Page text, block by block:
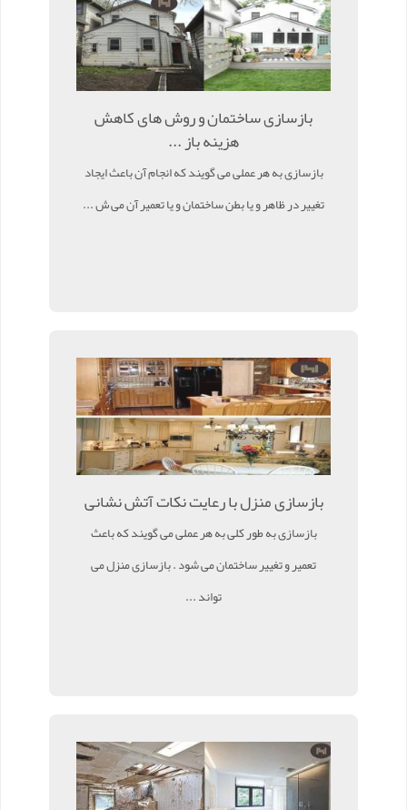
بازسازی ساختمان و روش های کاهش
هزینه باز ...
بازسازی به هر عملی می گویند که انجام آن باعث ایجاد
تغییر در ظاهر و یا بطن ساختمان و یا تعمیر آن می ش ...
بازسازی منزل با رعایت نکات آتش نشانی
بازسازی به طور کلی به هر عملی می گویند که باعث
تعمیر و تغییر ساختمان می شود . بازسازی منزل می
تواند ...